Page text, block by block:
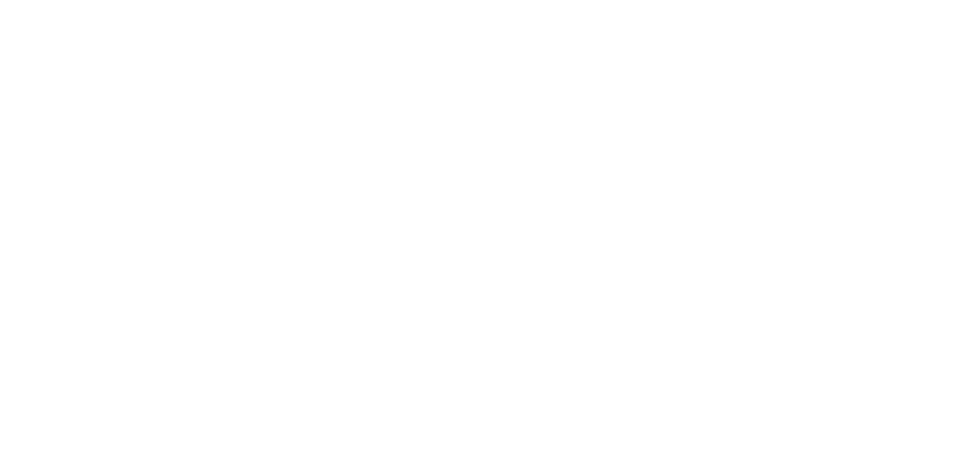
für unsere täglichen Tauchausfahrten im August 2021!
der kleinen und auch großen Schätze, die unser schönes Rotes Meer zu bieten hat. Außerdem erzählen sie über all das, was sie auf
auf unseren mehrtägigen Minisafaris halten sie euch stets auf dem Laufenden. Egal, ob Early Morning Dive oder
Abu Nuhas oder an der Thistlegorm stehen auf dem Programm. Ob im Norden oder Süden, ihr seid mit an Bord!
erscheinen täglich! 365 Tage im Jahr könnt ihr mit uns zusammen auf die Reise gehen und im
täglichen Tauchausfahrten!
als gewohnt, deshalb jedoch nicht weniger motiviert auf den Weg zu unserer Einsteigertour.
den Weg nach „Carlsons Corner“, wo unser ersten Tauchgang stattfinden sollte. Auf dem
Wasser sprang. Mit so einem tollen Start in den Tag kann es ja nur so weiter gehen. In
einen Drift machen, die anderen entschieden sich für einen stationären Tauchgang, darunter auch
Muränen, Teppich-Krokodilfisch und vielen weiteren Schwärme bewundert hatten.